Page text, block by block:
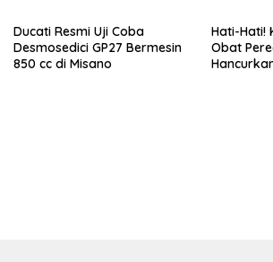
Ducati Resmi Uji Coba
Desmosedici GP27 Bermesin
850 cc di Misano
Hati-Hati!
Obat